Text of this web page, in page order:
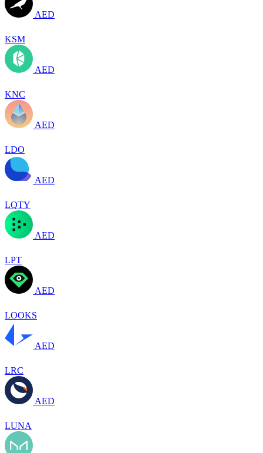
AED
KSM
AED
KNC
AED
LDO
AED
LQTY
AED
LPT
AED
LOOKS
AED
LRC
AED
LUNA